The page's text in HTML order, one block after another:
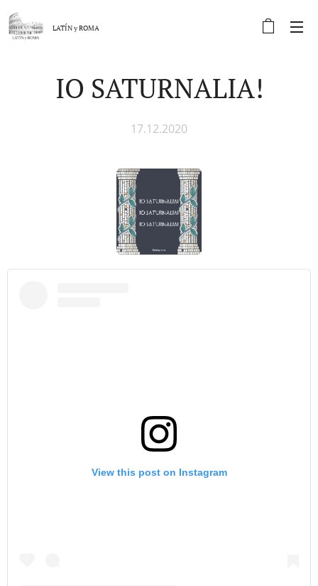
LATÍN yROMA
IO SATURNALIA!
17.12.2020
View this post on Instagram